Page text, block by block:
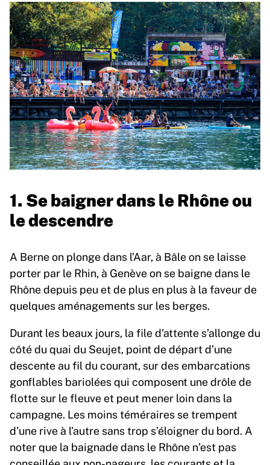
1. Se baigner dans le Rhône ou
le descendre
A Berne on plonge dans l’Aar, à Bâle on se laisse
porter par le Rhin, à Genève on se baigne dans le
Rhône depuis peu et de plus en plus à la faveur de
quelques aménagements sur les berges.
Durant les beaux jours, la file d’attente s’allonge du
côté du quai du Seujet, point de départ d’une
descente au fil du courant, sur des embarcations
gonflables bariolées qui composent une drôle de
flotte sur le fleuve et peut mener loin dans la
campagne. Les moins téméraires se trempent
d’une rive à l’autre sans trop s’éloigner du bord. A
noter que la baignade dans le Rhône n’est pas